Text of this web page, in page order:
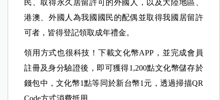
民、取得永久居留許可的外國人，以及大陸地區、
港澳、外國人為我國國民的配偶並取得我國居留許
可者，皆得登記領取成年禮金。
領用方式也很科技！下載文化幣APP，並完成會員
註冊及身分驗證後，即可獲得1,200點文化幣儲存於
錢包中，文化幣1點等同於新台幣1元，透過掃描QR
Code方式消費抵用。